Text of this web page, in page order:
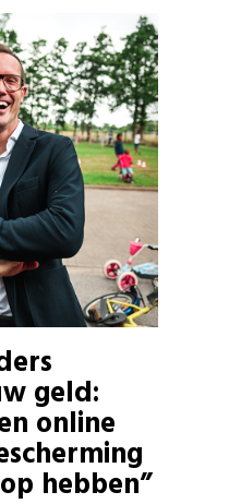
geld:
online
hebben”